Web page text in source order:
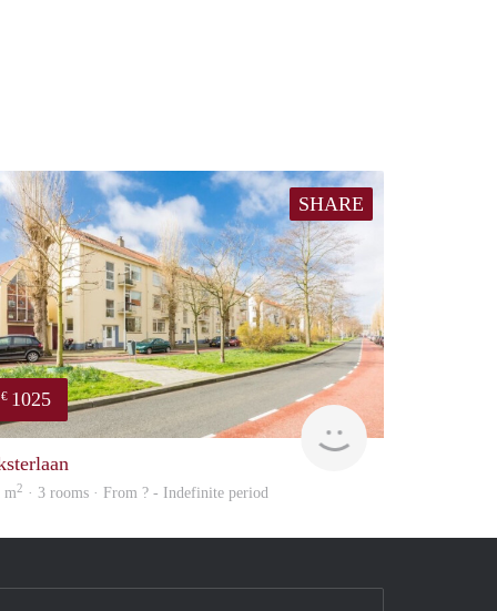
SHARE
€ 1025
m2 · 3 rooms · From ? - Indefinite period